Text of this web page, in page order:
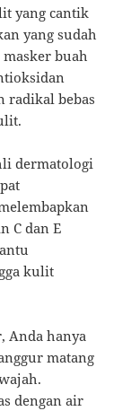
yang cantik
yang sudah
buah
radikal bebas
dermatologi
C dan E
kulit
Anda hanya
matang
dengan air